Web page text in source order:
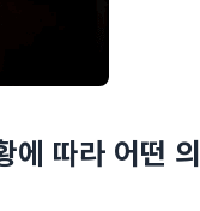
에 따라 어떤 의